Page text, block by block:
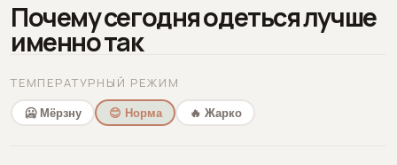
Почему сегодня одеться лучше
именно так
ТЕМПЕРАТУРНЫЙ РЕЖИМ
🥶 Мёрзну 😊 Норма 🔥 Жарко